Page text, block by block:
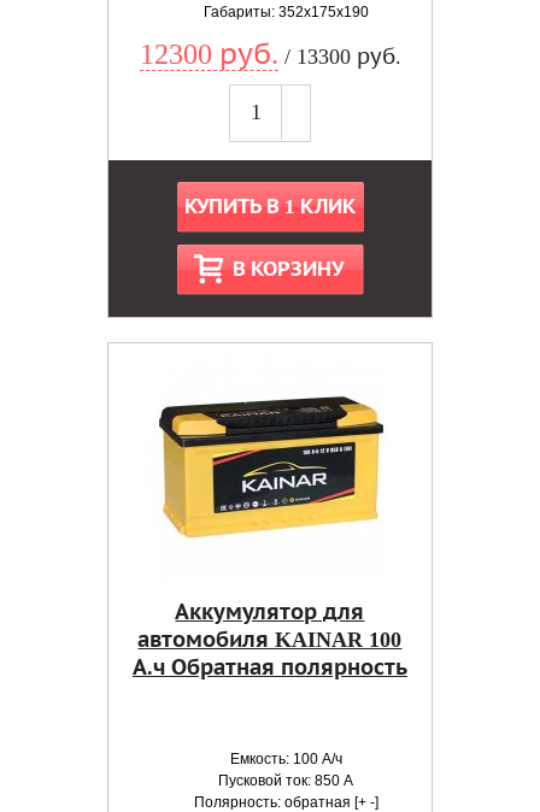
Габариты: 352x175x190
12300 руб. / 13300 руб.
КУПИТЬ В 1 КЛИК
В КОРЗИНУ
Аккумулятор для
автомобиля KAINAR 100
А.ч Обратная полярность
Емкость: 100 А/ч
Пусковой ток: 850 А
Полярность: обратная [+ -]